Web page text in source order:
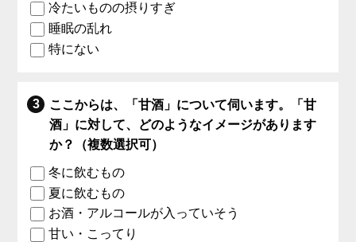
冷たいものの摂りすぎ
睡眠の乱れ
特にない
ここからは、「甘酒」について伺います。「甘
酒」に対して、どのようなイメージがあります
か？（複数選択可）
冬に飲むもの
夏に飲むもの
お酒・アルコールが入っていそう
甘い・こってり